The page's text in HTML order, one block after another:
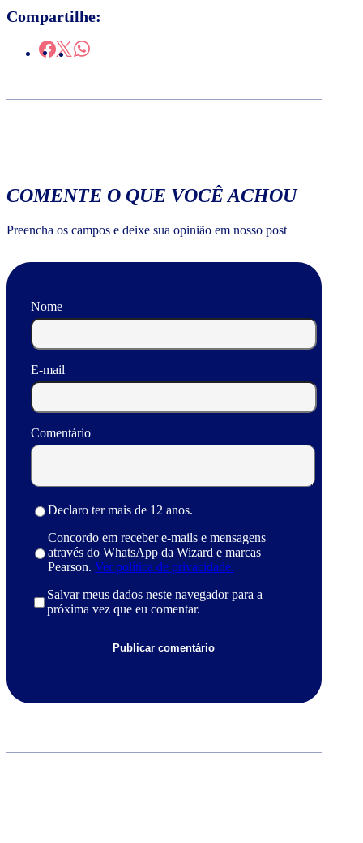
Compartilhe:
COMENTE O QUE VOCÊ ACHOU
Preencha os campos e deixe sua opinião em nosso post
Nome
E-mail
Comentário
Declaro ter mais de 12 anos.
Concordo em receber e-mails e mensagens
através do WhatsApp da Wizard e marcas
Pearson. Ver política de privacidade.
Salvar meus dados neste navegador para a
próxima vez que eu comentar.